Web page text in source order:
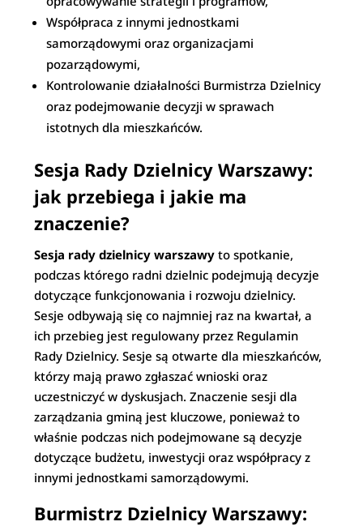
Współpraca z innymi jednostkami
samorządowymi oraz organizacjami
pozarządowymi,
Kontrolowanie działalności Burmistrza Dzielnicy
oraz podejmowanie decyzji w sprawach
istotnych dla mieszkańców.
Sesja Rady Dzielnicy Warszawy:
jak przebiega i jakie ma
znaczenie?
Sesja rady dzielnicy warszawy to spotkanie,
podczas którego radni dzielnic podejmują decyzje
dotyczące funkcjonowania i rozwoju dzielnicy.
Sesje odbywają się co najmniej raz na kwartał, a
ich przebieg jest regulowany przez Regulamin
Rady Dzielnicy. Sesje są otwarte dla mieszkańców,
którzy mają prawo zgłaszać wnioski oraz
uczestniczyć w dyskusjach. Znaczenie sesji dla
zarządzania gminą jest kluczowe, ponieważ to
właśnie podczas nich podejmowane są decyzje
dotyczące budżetu, inwestycji oraz współpracy z
innymi jednostkami samorządowymi.
Burmistrz Dzielnicy Warszawy: